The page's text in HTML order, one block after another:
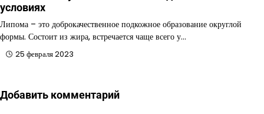
условиях
Липома – это доброкачественное подкожное образование округлой
формы. Состоит из жира, встречается чаще всего у…
25 февраля 2023
Добавить комментарий